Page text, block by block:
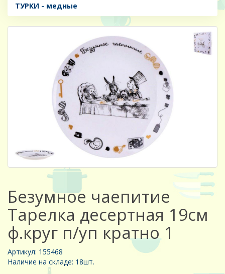
ТУРКИ - медные
Безумное чаепитие
Тарелка десертная 19см
ф.круг п/уп кратно 1
Артикул: 155468
Наличие на складе: 18шт.